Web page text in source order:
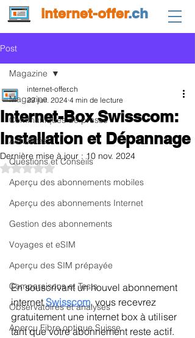
internet-offer.ch
Post
Magazine
Communiqués de presse
Actualités
Questions et Conseils
Aperçu des abonnements mobiles
Aperçu des abonnements Internet
Gestion des abonnements
Voyages et eSIM
Aperçu des SIM prépayée
Comparaisons et Tests
Observatoires et analyses
Aperçu Fibre optique Suisse
Magazine
Internet-Box Swisscom:
Installation et Dépannage
internet-offer.ch
29 juil. 2024 4 min de lecture
Dernière mise à jour : 10 nov. 2024
Noté NaN étoiles sur 5.
En souscrivant un nouvel abonnement
internet Swisscom, vous recevrez
gratuitement une internet box à utiliser
tant que votre abonnement reste actif.